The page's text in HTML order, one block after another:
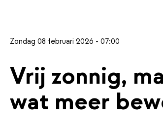
Zondag 08 februari 2026 - 07:00
Vrij zonnig,
wat meer